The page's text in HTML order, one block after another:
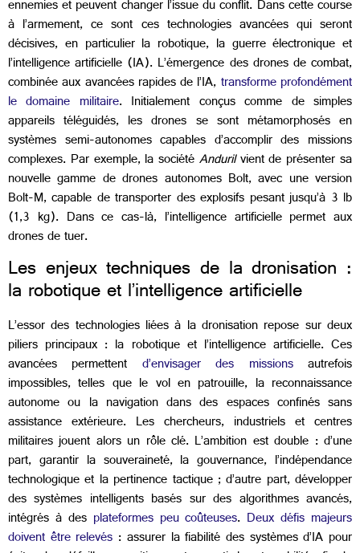
ennemies et peuvent changer l’issue du conflit. Dans cette course
à l’armement, ce sont cestechnologies avancées qui seront
décisives, en particulier la robotique, la guerre électronique et
l’intelligence artificielle (IA). L’émergence des drones de combat,
combinée aux avancées rapides de l’IA,transforme profondément
le domaine militaire. Initialement conçus comme de simples
appareils téléguidés, les drones se sont métamorphosés en
systèmes semi-autonomes capables d’accomplir des missions
complexes. Par exemple, la sociétéAndurilvient de présenter sa
nouvelle gamme de drones autonomes Bolt, avec une version
Bolt-M, capable de transporter des explosifs pesant jusqu’à 3 lb
(1,3 kg). Dans ce cas-là, l’intelligence artificielle permet aux
drones de tuer.
Les enjeux techniques de la dronisation :
la robotique et l’intelligence artificielle
L’essor des technologies liées à la dronisation repose sur deux
piliers principaux : la robotique et l’intelligence artificielle. Ces
avancées permettent d’envisager des missionsautrefois
impossibles, telles que le vol en patrouille, la reconnaissance
autonome ou la navigation dans des espaces confinés sans
assistance extérieure. Les chercheurs, industriels et centres
militaires jouent alors un rôle clé. L’ambition est double : d’une
part, garantir la souveraineté, la gouvernance, l’indépendance
technologique et la pertinence tactique ; d’autre part, développer
des systèmes intelligents basés sur des algorithmes avancés,
intégrés à des plateformes peu coûteuses. Deux défis majeurs
doivent être relevés : assurer la fiabilité des systèmes d’IA pour